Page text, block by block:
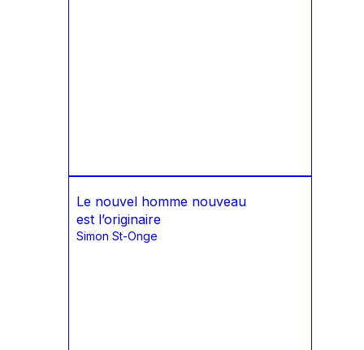
Le nouvel homme nouveau
est l’originaire
Simon St-Onge